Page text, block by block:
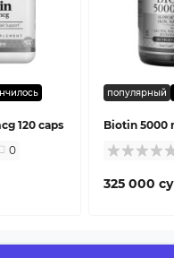
120 caps
0
популярный
Biotin 5000
325 000